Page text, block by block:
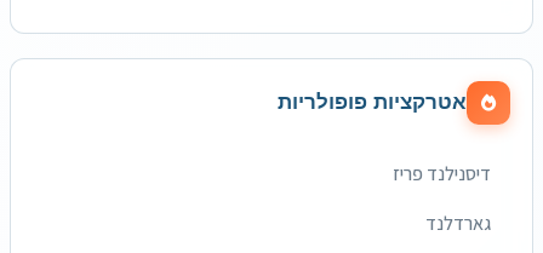
אטרקציות פופולריות
דיסנילנד פריז
גארדלנד